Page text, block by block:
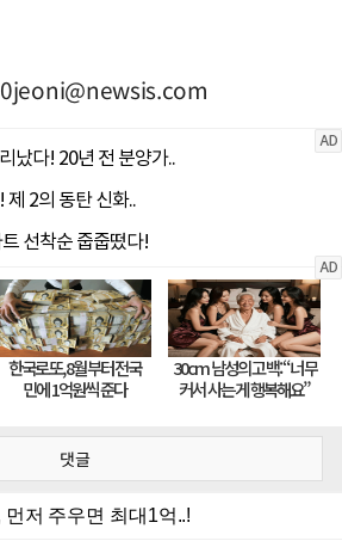
0jeoni@newsis.com
댓글